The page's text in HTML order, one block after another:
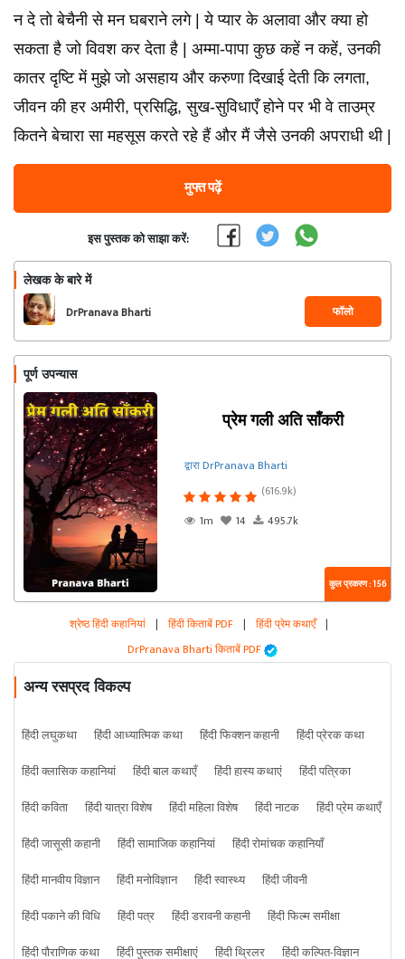
न दे तो बेचैनी से मन घबराने लगे | ये प्यार के अलावा और क्या हो
सकता है जो विवश कर देता है | अम्मा-पापा कुछ कहें न कहें, उनकी
कातर दृष्टि में मुझे जो असहाय और करुणा दिखाई देती कि लगता,
जीवन की हर अमीरी, प्रसिद्धि, सुख-सुविधाएँ होने पर भी वे ताउम्र
कितने बेचारा सा महसूस करते रहे हैं और मैं जैसे उनकी अपराधी थी |
मुफ्त पढ़ें
इस पुस्तक को साझा करें:
लेखक के बारे में
DrPranava Bharti फॉलो
पूर्ण उपन्यास
प्रेम गली अति साँकरी
द्वारा DrPranava Bharti
(616.9k)
1m
14 495.7k
कुल प्रकरण : 156
श्रेष्ठ हिंदी कहानियां | हिंदी किताबें PDF | हिंदी प्रेम कथाएँ |
DrPranava Bharti किताबें PDF
अन्य रसप्रद विकल्प
हिंदी लघुकथा हिंदी आध्यात्मिक कथा हिंदी फिक्शन कहानी
हिंदी प्रेरक कथा
हिंदी क्लासिक कहानियां
हिंदी बाल कथाएँ हिंदी हास्य कथाएं
हिंदी पत्रिका
हिंदी कविता
हिंदी यात्रा विशेष हिंदी महिला विशेष हिंदी नाटक
हिंदी प्रेम कथाएँ
हिंदी जासूसी कहानी
हिंदी सामाजिक कहानियां
हिंदी रोमांचक कहानियाँ
हिंदी मानवीय विज्ञान
हिंदी मनोविज्ञान हिंदी स्वास्थ्य
हिंदी जीवनी
हिंदी पकाने की विधि
हिंदी पत्र हिंदी डरावनी कहानी
हिंदी फिल्म समीक्षा
हिंदी पौराणिक कथा
हिंदी पुस्तक समीक्षाएं हिंदी थ्रिलर हिंदी कल्पित-विज्ञान